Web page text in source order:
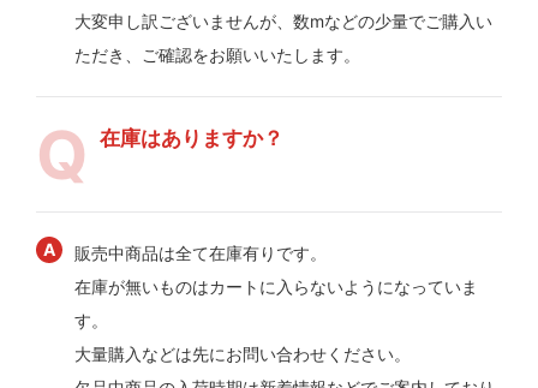
大変申し訳ございませんが、数mなどの少量でご購入い
ただき、ご確認をお願いいたします。
在庫はありますか？
販売中商品は全て在庫有りです。
在庫が無いものはカートに入らないようになっていま
す。
大量購入などは先にお問い合わせください。